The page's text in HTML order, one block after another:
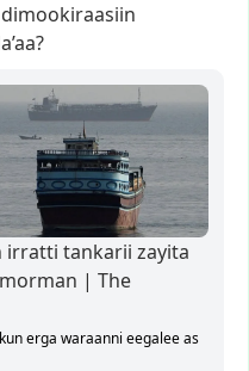
dimookiraasiin
irratti tankarii zayita
| The
erga waraanni eegalee as